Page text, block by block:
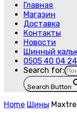
Главная
Магазин
Доставка
Контакты
Новости
Шинный
0505 40 04 24
Search for:
Search Button
Home Шины